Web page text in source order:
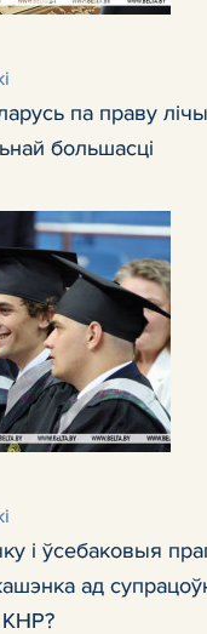
па праву
большасці
і ўсебаковыя
ад
КНР?